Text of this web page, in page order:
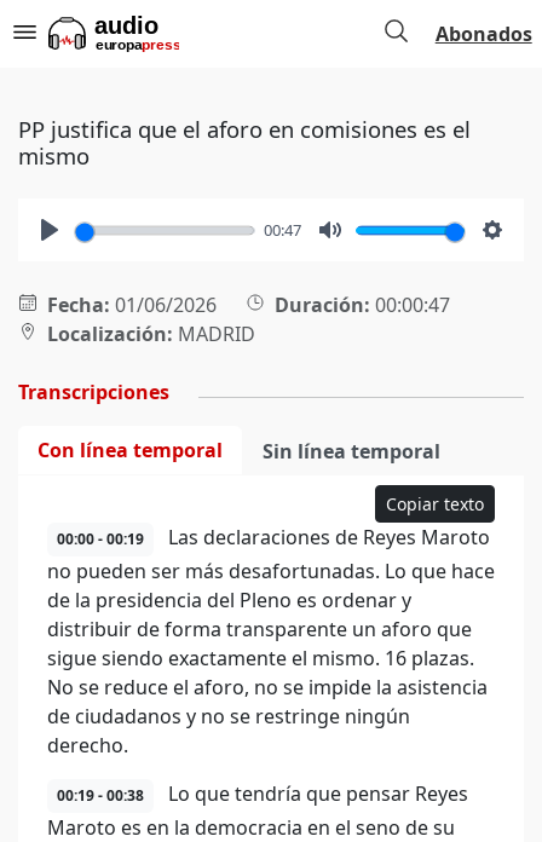
Abonados
PP justifica que el aforo en comisiones es el
mismo
00:47
Fecha: 01/06/2026 Duración: 00:00:47
Localización: MADRID
Transcripciones
Con línea temporal Sin línea temporal
Copiar texto
00:00 - 00:19
Las declaraciones de Reyes Maroto
no pueden ser más desafortunadas. Lo que hace
de la presidencia del Pleno es ordenar y
distribuir de forma transparente un aforo que
sigue siendo exactamente el mismo. 16 plazas.
No se reduce el aforo, no se impide la asistencia
de ciudadanos y no se restringe ningún
derecho.
00:19 - 00:38
Lo que tendría que pensar Reyes
Maroto es en la democracia en el seno de su